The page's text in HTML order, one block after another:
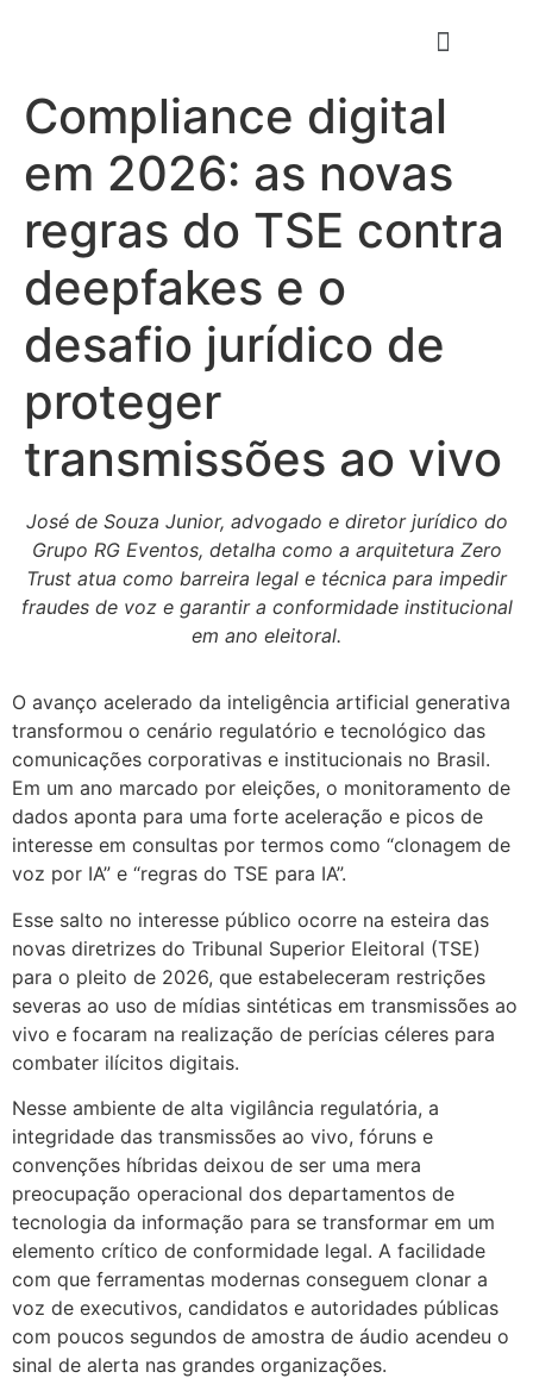
Compliance digital
em 2026: as novas
regras do TSE contra
deepfakes e o
desafio jurídico de
proteger
transmissões ao vivo
José de Souza Junior, advogado e diretor jurídico do
Grupo RG Eventos, detalha como a arquitetura Zero
Trust atua como barreira legal e técnica para impedir
fraudes de voz e garantir a conformidade institucional
em ano eleitoral.
O avanço acelerado da inteligência artificial generativa
transformou o cenário regulatório e tecnológico das
comunicações corporativas e institucionais no Brasil.
Em um ano marcado por eleições, o monitoramento de
dados aponta para uma forte aceleração e picos de
interesse em consultas por termos como “clonagem de
voz por IA” e “regras do TSE para IA”.
Esse salto no interesse público ocorre na esteira das
novas diretrizes do Tribunal Superior Eleitoral (TSE)
para o pleito de 2026, que estabeleceram restrições
severas ao uso de mídias sintéticas em transmissões ao
vivo e focaram na realização de perícias céleres para
combater ilícitos digitais.
Nesse ambiente de alta vigilância regulatória, a
integridade das transmissões ao vivo, fóruns e
convenções híbridas deixou de ser uma mera
preocupação operacional dos departamentos de
tecnologia da informação para se transformar em um
elemento crítico de conformidade legal. A facilidade
com que ferramentas modernas conseguem clonar a
voz de executivos, candidatos e autoridades públicas
com poucos segundos de amostra de áudio acendeu o
sinal de alerta nas grandes organizações.